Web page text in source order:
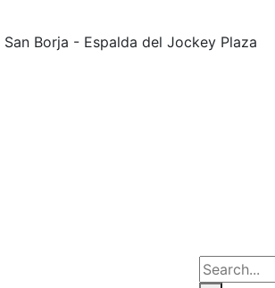
San Borja - Espalda del Jockey Plaza